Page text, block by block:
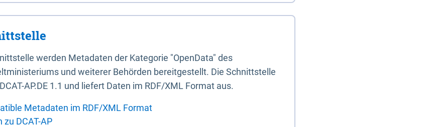
werden Metadaten der Kategorie "OpenData" des
und weiterer Behörden bereitgestellt. Die Schnittstelle
AP.DE 1.1 und liefert Daten im RDF/XML Format aus.
Metadaten im RDF/XML Format
DCAT-AP